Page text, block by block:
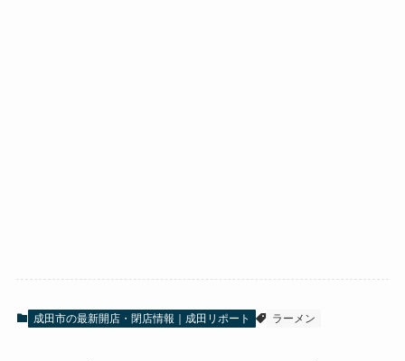
成田市の最新開店・閉店情報｜成田リポート ラーメン